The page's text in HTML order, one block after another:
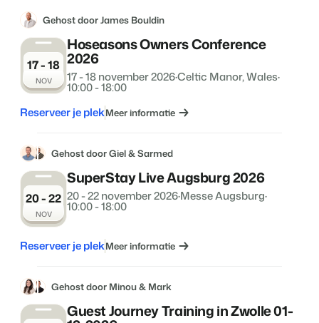
Gehost door James Bouldin
17 - 18
NOV
Hoseasons Owners Conference
2026
17 - 18 november 2026·Celtic Manor, Wales·
10:00 - 18:00
Reserveer je plekMeer informatie
Gehost door Giel & Sarmed
20 - 22
NOV
SuperStay Live Augsburg 2026
20 - 22 november 2026·Messe Augsburg·
10:00 - 18:00
Reserveer je plekMeer informatie
Gehost door Minou & Mark
Guest Journey Training in Zwolle 01-